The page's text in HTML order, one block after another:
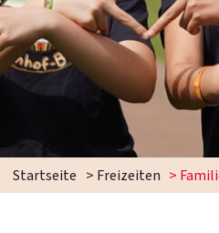
Startseite > Freizeiten >